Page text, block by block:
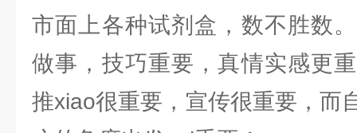
市面上各种试剂盒，数不胜数
做事，技巧重要，真情实感更
推xiao很重要，宣传很重要，而